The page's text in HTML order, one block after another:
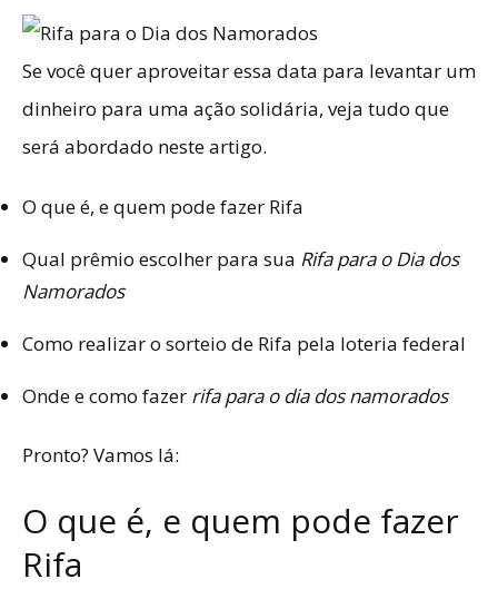
Se você quer aproveitar essa data para levantar um
dinheiro para uma ação solidária, veja tudo que
será abordado neste artigo.
O que é, e quem pode fazer Rifa
Qual prêmio escolher para sua Rifa para o Dia dos
Namorados
Como realizar o sorteio de Rifa pela loteria federal
Onde e como fazer rifa para o dia dos namorados
Pronto? Vamos lá:
O que é, e quem pode fazer
Rifa